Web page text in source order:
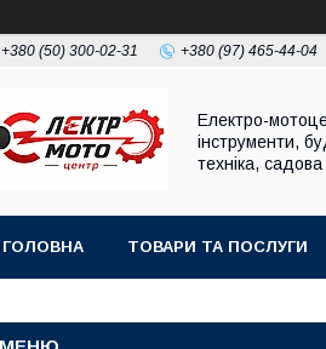
+380 (50) 300-02-31 +380 (97) 465-44-04
Електро-
інструменти,
техніка, садова
ГОЛОВНА ТОВАРИ ТА ПОСЛУГИ